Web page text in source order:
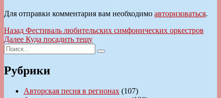
Для отправки комментария вам необходимо авторизоваться.
Навигация
по
записям
Назад Предыдущая
запись:
Фестиваль любительских симфонических оркестров
Далее Следующая
Куда посадить тещу
Искать:
Поиск
Рубрики
Авторская песня в регионах (107)